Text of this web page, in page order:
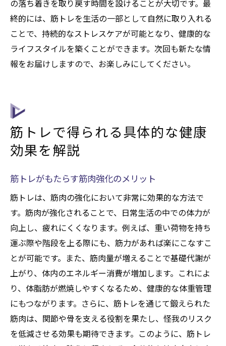
の落ち着きを取り戻す時間を設けることが大切です。最
終的には、筋トレを生活の一部として自然に取り入れる
ことで、持続的なストレスケアが可能となり、健康的な
ライフスタイルを築くことができます。次回も新たな情
報をお届けしますので、お楽しみにしてください。
筋トレで得られる具体的な健康
効果を解説
筋トレがもたらす筋肉強化のメリット
筋トレは、筋肉の強化において非常に効果的な方法で
す。筋肉が強化されることで、日常生活の中での体力が
向上し、疲れにくくなります。例えば、重い荷物を持ち
運ぶ際や階段を上る際にも、筋力があれば楽にこなすこ
とが可能です。また、筋肉量が増えることで基礎代謝が
上がり、体内のエネルギー消費が増加します。これによ
り、体脂肪が燃焼しやすくなるため、健康的な体重管理
にもつながります。さらに、筋トレを通じて鍛えられた
筋肉は、関節や骨を支える役割を果たし、怪我のリスク
を低減させる効果も期待できます。このように、筋トレ